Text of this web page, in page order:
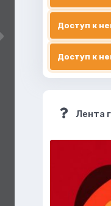
Доступ к
Доступ к
Лента